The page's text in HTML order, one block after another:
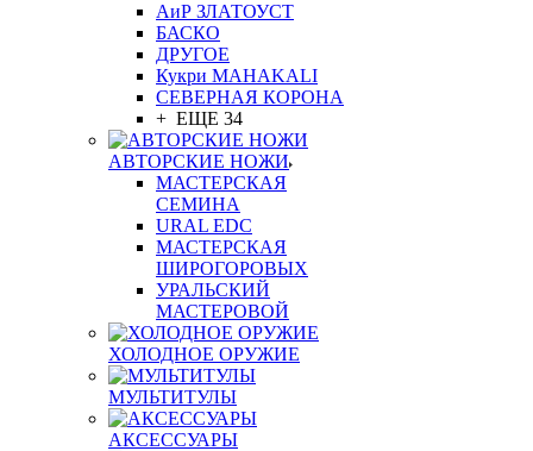
АиР ЗЛАТОУСТ
БАСКО
ДРУГОЕ
Кукри MAHAKALI
СЕВЕРНАЯ КОРОНА
+ ЕЩЕ 34
АВТОРСКИЕ НОЖИ
МАСТЕРСКАЯ
СЕМИНА
URAL EDC
МАСТЕРСКАЯ
ШИРОГОРОВЫХ
УРАЛЬСКИЙ
МАСТЕРОВОЙ
ХОЛОДНОЕ ОРУЖИЕ
МУЛЬТИТУЛЫ
АКСЕССУАРЫ